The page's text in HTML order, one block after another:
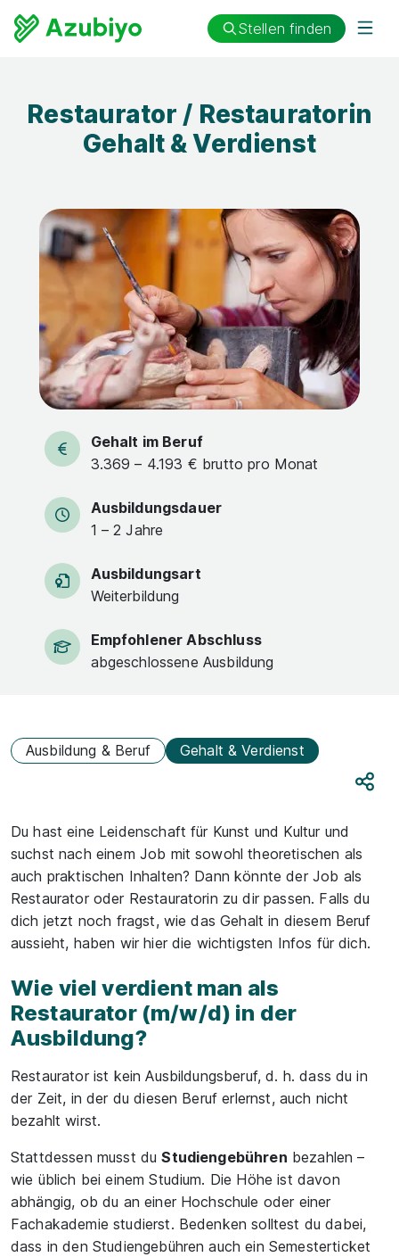
Stellen finden
Restaurator / Restauratorin
Gehalt & Verdienst
Gehalt im Beruf
3.369 – 4.193 € brutto pro Monat
Ausbildungsdauer
1 – 2 Jahre
Ausbildungsart
Weiterbildung
Empfohlener Abschluss
abgeschlossene Ausbildung
Ausbildung & Beruf Gehalt & Verdienst
Du hast eine Leidenschaft für Kunst und Kultur und
suchst nach einem Job mit sowohl theoretischen als
auch praktischen Inhalten? Dann könnte der Job als
Restaurator oder Restauratorin zu dir passen. Falls du
dich jetzt noch fragst, wie das Gehalt in diesem Beruf
aussieht, haben wir hier die wichtigsten Infos für dich.
Wie viel verdient man als
Restaurator (m/w/d) in der
Ausbildung?
Restaurator ist kein Ausbildungsberuf, d. h. dass du in
der Zeit, in der du diesen Beruf erlernst, auch nicht
bezahlt wirst.
Stattdessen musst duStudiengebühren bezahlen –
wie üblich bei einem Studium. Die Höhe ist davon
abhängig, ob du an einer Hochschule oder einer
Fachakademie studierst. Bedenken solltest du dabei,
dass in den Studiengebühren auch ein Semesterticket